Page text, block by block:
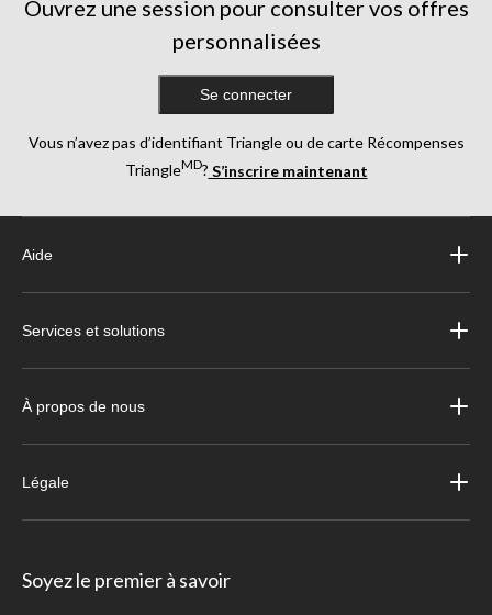
Ouvrez une session pour consulter vos offres
personnalisées
Se connecter
Vous n’avez pas d’identifiant Triangle ou de carte Récompenses
TriangleMD? S’inscrire maintenant
Aide
Services et solutions
À propos de nous
Légale
Soyez le premier à savoir